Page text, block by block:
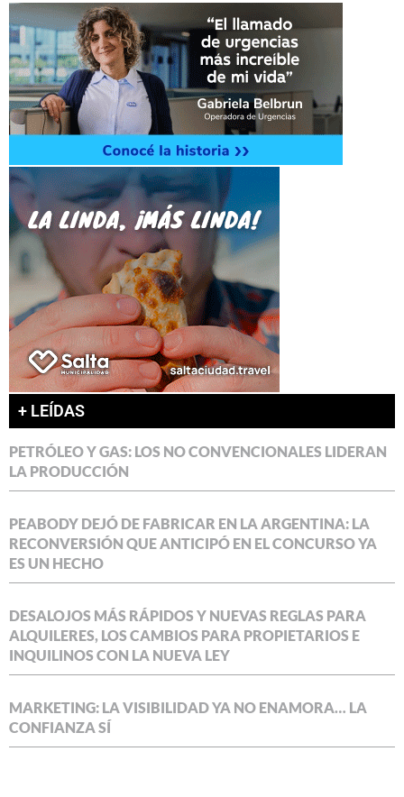
+ LEÍDAS
PETRÓLEO Y GAS: LOS NO CONVENCIONALES LIDERAN
LA PRODUCCIÓN
PEABODY DEJÓ DE FABRICAR EN LA ARGENTINA: LA
RECONVERSIÓN QUE ANTICIPÓ EN EL CONCURSO YA
ES UN HECHO
DESALOJOS MÁS RÁPIDOS Y NUEVAS REGLAS PARA
ALQUILERES, LOS CAMBIOS PARA PROPIETARIOS E
INQUILINOS CON LA NUEVA LEY
MARKETING: LA VISIBILIDAD YA NO ENAMORA… LA
CONFIANZA SÍ